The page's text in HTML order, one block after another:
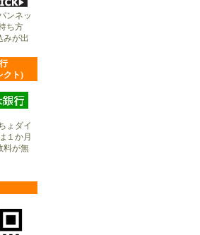
ンネッ
ち方
みが出
クト)
ょダイ
１か月
料が無